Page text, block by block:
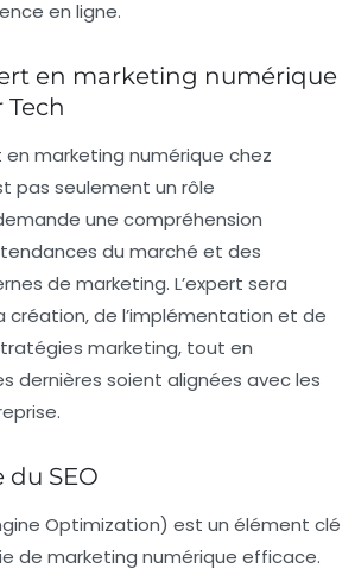
en ligne.
en marketing numérique
Tech
en marketing numérique chez
pas seulement un rôle
une compréhension
du marché et des
de marketing. L’expert sera
création, de l’implémentation et de
marketing, tout en
dernières soient alignées avec les
du SEO
Optimization) est un élément clé
de marketing numérique efficace.